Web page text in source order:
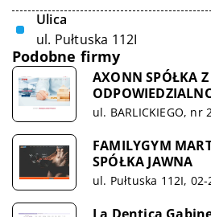
Ulica
ul. Pułtuska 112I
Podobne firmy
AXONN SPÓŁKA
ul. BARLICKIEGO,
FAMILYGYM
SPÓŁKA JAWNA
ul. Pułtuska 112I,
La Dentica